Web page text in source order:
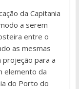
da Capitania
a serem
entre o
as mesmas
para a
elemento da
do Porto do